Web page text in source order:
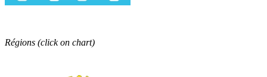
Régions (click on chart)